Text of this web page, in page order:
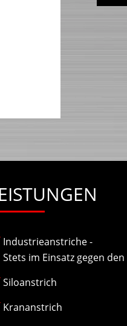
Industrieanstriche -
Stets im Einsatz gegen den
Siloanstrich
Krananstrich